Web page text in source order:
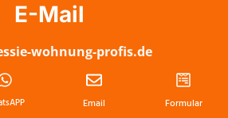
E-Mail
wohnung-profis.de
Email Formular